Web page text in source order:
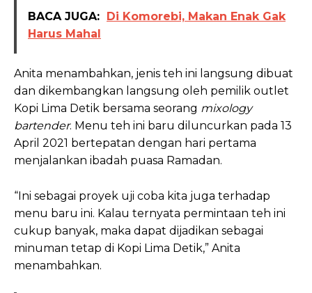
BACA JUGA:
Di Komorebi, Makan Enak Gak
Harus Mahal
Anita menambahkan, jenis teh ini langsung dibuat
dan dikembangkan langsung oleh pemilik outlet
Kopi Lima Detik bersama seorang mixology
bartender. Menu teh ini baru diluncurkan pada 13
April 2021 bertepatan dengan hari pertama
menjalankan ibadah puasa Ramadan.
“Ini sebagai proyek uji coba kita juga terhadap
menu baru ini. Kalau ternyata permintaan teh ini
cukup banyak, maka dapat dijadikan sebagai
minuman tetap di Kopi Lima Detik,” Anita
menambahkan.